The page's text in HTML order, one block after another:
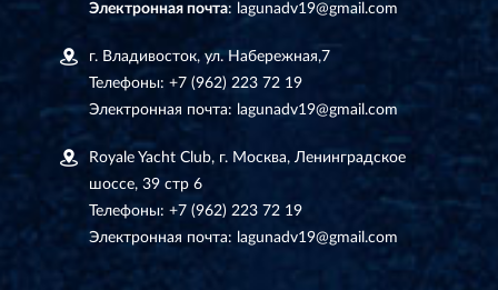
Электронная почта: lagunadv19@gmail.com
г. Владивосток, ул. Набережная,7
Телефоны: +7 (962) 223 72 19
Электронная почта: lagunadv19@gmail.com
Royale Yacht Club, г. Москва, Ленинградское
шоссе, 39 стр 6
Телефоны: +7 (962) 223 72 19
Электронная почта: lagunadv19@gmail.com